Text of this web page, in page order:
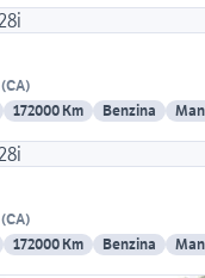
(CA)
172000 Km Benzina
(CA)
172000 Km Benzina